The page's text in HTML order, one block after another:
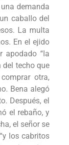
demanda
caballo del
La multa
En el ejido
apodado “la
del techo que
otra,
Bena alegó
Después, el
el rebaño, y
el señor se
los cabritos